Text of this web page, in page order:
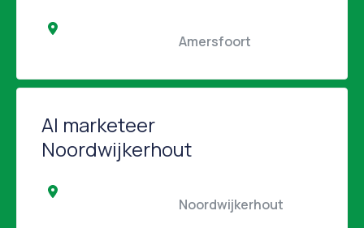
AI marketeer
Noordwijkerhout